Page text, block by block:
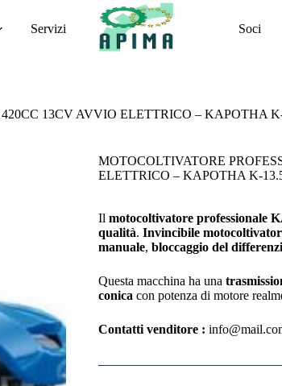
Servizi Soci
13CV AVVIO ELETTRICO – KAPOTHA
MOTOCOLTIVATORE
ELETTRICO – KAPOTHA K-
Il motocoltivatore professionale
qualità. Invincibile
manuale, bloccaggio del
Questa macchina ha una
conica con potenza di motore
Contatti venditore :